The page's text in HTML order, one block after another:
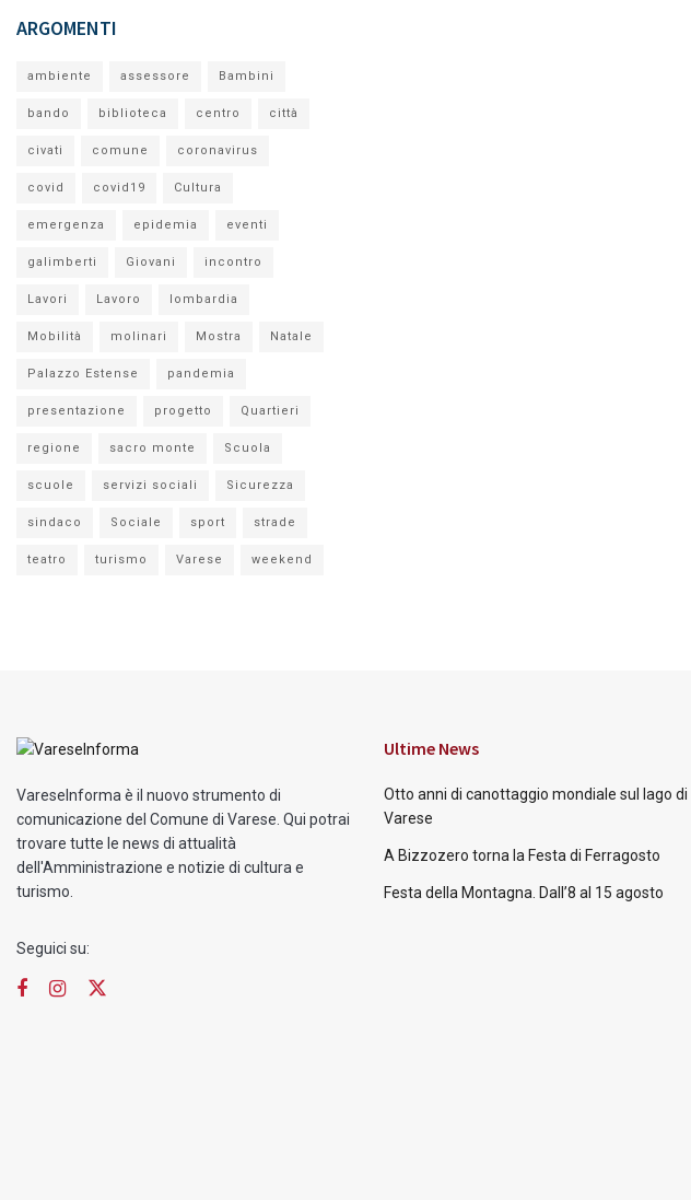
ARGOMENTI
ambiente assessore Bambini
bando biblioteca centro città
civati comune coronavirus
covid covid19 Cultura
emergenza epidemia eventi
galimberti Giovani incontro
Lavori Lavoro lombardia
Mobilità molinari Mostra Natale
Palazzo Estense pandemia
presentazione progetto Quartieri
regione sacro monte Scuola
scuole servizi sociali Sicurezza
sindaco Sociale sport strade
teatro turismo Varese weekend
VareseInforma è il nuovo strumento di
comunicazione del Comune di Varese. Qui potrai
trovare tutte le news di attualità
dell'Amministrazione e notizie di cultura e
turismo.
Seguici su:
Ultime News
Otto anni di canottaggio mondiale sul lago di
Varese
A Bizzozero torna la Festa di Ferragosto
Festa della Montagna. Dall’8 al 15 agosto